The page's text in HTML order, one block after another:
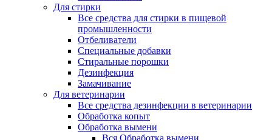
Для стирки
Все средства для стирки в пищевой
промышленности
Отбеливатели
Специальные добавки
Стиральные порошки
Дезинфекция
Замачивание
Для ветеринарии
Все средства дезинфекции в ветеринарии
Обработка копыт
Обработка вымени
Вся Обработка вымени